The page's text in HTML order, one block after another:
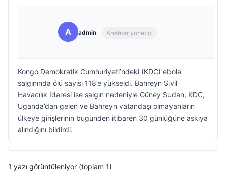
A admin Anahtar yönetici
Kongo Demokratik Cumhuriyeti’ndeki (KDC) ebola
salgınında ölü sayısı 118’e yükseldi. Bahreyn Sivil
Havacılık İdaresi ise salgın nedeniyle Güney Sudan, KDC,
Uganda’dan gelen ve Bahreyn vatandaşı olmayanların
ülkeye girişlerinin bugünden itibaren 30 günlüğüne askıya
alındığını bildirdi.
1 yazı görüntüleniyor (toplam 1)